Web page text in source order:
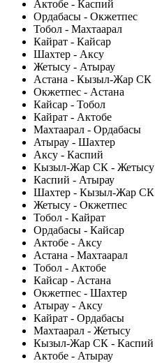
Актобе - Каспий
Ордабасы - Окжетпес
Тобол - Махтаарал
Кайрат - Кайсар
Шахтер - Аксу
Жетысу - Атырау
Астана - Кызыл-Жар СК
Окжетпес - Астана
Кайсар - Тобол
Кайрат - Актобе
Махтаарал - Ордабасы
Атырау - Шахтер
Аксу - Каспий
Кызыл-Жар СК - Жетысу
Каспий - Атырау
Шахтер - Кызыл-Жар СК
Жетысу - Окжетпес
Тобол - Кайрат
Ордабасы - Кайсар
Актобе - Аксу
Астана - Махтаарал
Тобол - Актобе
Кайсар - Астана
Окжетпес - Шахтер
Атырау - Аксу
Кайрат - Ордабасы
Махтаарал - Жетысу
Кызыл-Жар СК - Каспий
Актобе - Атырау